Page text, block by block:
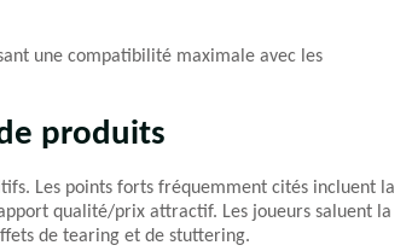
une compatibilité maximale avec les
produits
Les points forts fréquemment cités incluent la
qualité/prix attractif. Les joueurs saluent la
de tearing et de stuttering.